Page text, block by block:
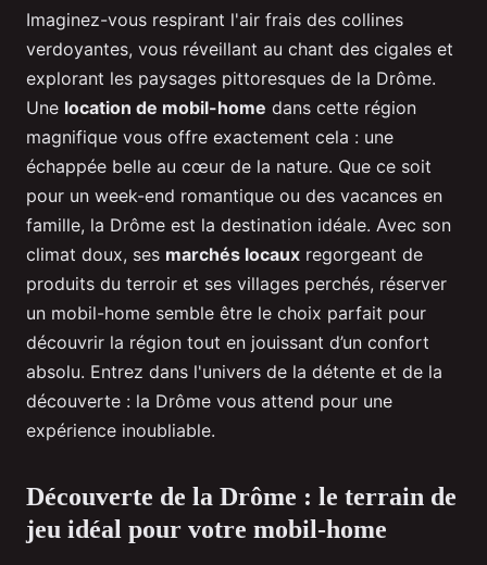
Imaginez-vous respirant l'air frais des collines
verdoyantes, vous réveillant au chant des cigales et
explorant les paysages pittoresques de la Drôme.
Une location de mobil-home dans cette région
magnifique vous offre exactement cela : une
échappée belle au cœur de la nature. Que ce soit
pour un week-end romantique ou des vacances en
famille, la Drôme est la destination idéale. Avec son
climat doux, ses marchés locaux regorgeant de
produits du terroir et ses villages perchés, réserver
un mobil-home semble être le choix parfait pour
découvrir la région tout en jouissant d’un confort
absolu. Entrez dans l'univers de la détente et de la
découverte : la Drôme vous attend pour une
expérience inoubliable.
Découverte de la Drôme : le terrain de
jeu idéal pour votre mobil-home